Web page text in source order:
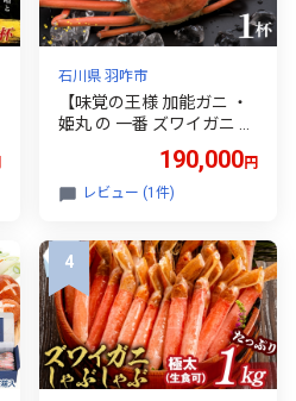
石川県 羽咋市
【味覚の王様 加能ガニ ・
姫丸 の 一番 ズワイガニ 】
茹で上げ後 約 1.0kg × 1杯
190,000円
レビュー (1件)